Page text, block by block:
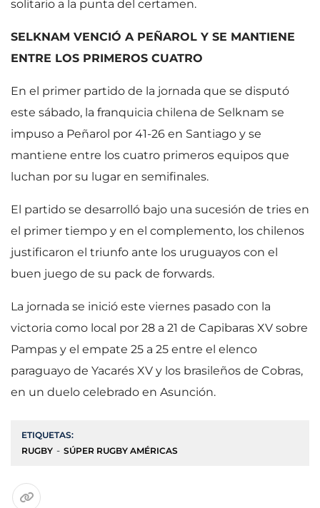
solitario a la punta del certamen.
SELKNAM VENCIÓ A PEÑAROL Y SE MANTIENE
ENTRE LOS PRIMEROS CUATRO
En el primer partido de la jornada que se disputó
este sábado, la franquicia chilena de Selknam se
impuso a Peñarol por 41-26 en Santiago y se
mantiene entre los cuatro primeros equipos que
luchan por su lugar en semifinales.
El partido se desarrolló bajo una sucesión de tries en
el primer tiempo y en el complemento, los chilenos
justificaron el triunfo ante los uruguayos con el
buen juego de su pack de forwards.
La jornada se inició este viernes pasado con la
victoria como local por 28 a 21 de Capibaras XV sobre
Pampas y el empate 25 a 25 entre el elenco
paraguayo de Yacarés XV y los brasileños de Cobras,
en un duelo celebrado en Asunción.
ETIQUETAS:
RUGBY
SÚPER RUGBY AMÉRICAS